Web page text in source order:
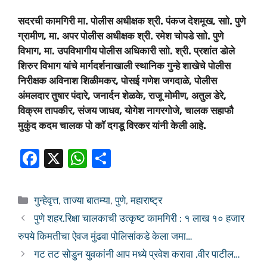
सदरची कामगिरी मा. पोलीस अधीक्षक श्री. पंकज देशमूख, साो. पुणे
ग्रामीण, मा. अपर पोलीस अधीक्षक श्री. रमेश चोपडे साो. पुणे
विभाग, मा. उपविभागीय पोलीस अधिकारी साो. श्री. प्रशांत डोले
शिरुर विभाग यांचे मार्गदर्शनाखाली स्थानिक गुन्हे शाखेचे पोलीस
निरीक्षक अविनाश शिळीमकर, पोसई गणेश जगदाळे, पोलीस
अंमलदार तुषार पंदारे, जनार्दन शेळके, राजू मोमीण, अतुल डेरे,
विक्रम तापकीर, संजय जाधव, योगेश नागरगोजे, चालक सहाफौ
मुकुंद कदम चालक पो कॉ दगडू विरकर यांनी केली आहे.
F
c
e
b
o
X
W
at
s
A
p
ar
e
गुन्हेवृत्त,ताज्या बातम्या,पुणे,महाराष्ट्र
पुणे शहर.रिक्षा चालकाची उत्कृष्ट कामगिरी : १ लाख १० हजार
रुपये किमतीचा ऐवज मुंढवा पोलिसांकडे केला जमा…
गट तट सोडुन युवकांनी आप मध्ये प्रवेश करावा ,वीर पाटील…